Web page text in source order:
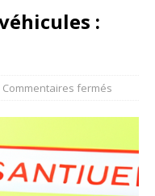
:
Commentaires fermés